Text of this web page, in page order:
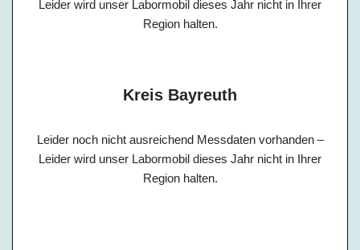
Leider wird unser Labormobil dieses Jahr nicht in Ihrer
Region halten.
Kreis Bayreuth
Leider noch nicht ausreichend Messdaten vorhanden –
Leider wird unser Labormobil dieses Jahr nicht in Ihrer
Region halten.